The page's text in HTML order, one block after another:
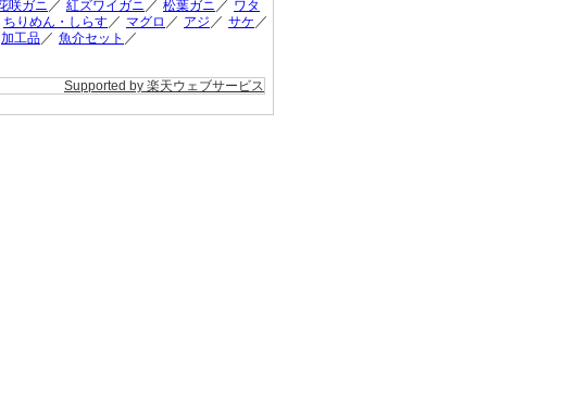
咲ガニ ／ 紅ズワイガニ ／ 松葉ガニ ／ ワタ
ちりめん・しらす／ マグロ ／ アジ ／ サケ ／
加工品／ 魚介セット ／
Supported by 楽天ウェブサービス